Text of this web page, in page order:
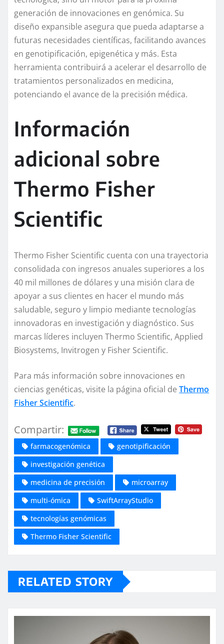
generación de innovaciones en genómica. Su
diseño expansible asegura que pueda adaptarse a
futuras necesidades científicas, facilitando avances
en genotipificación, epigenética y más. Esta
herramienta contribuirá a acelerar el desarrollo de
tratamientos personalizados en medicina,
potenciando el avance de la precisión médica.
Información
adicional sobre
Thermo Fisher
Scientific
Thermo Fisher Scientific cuenta con una trayectoria
consolidada con ingresos anuales superiores a los
40 mil millones de dólares y una misión clara de
apoyar a sus clientes en hacer el mundo más
saludable, seguro y limpio mediante tecnologías
innovadoras en investigación y diagnóstico. Sus
marcas líderes incluyen Thermo Scientific, Applied
Biosystems, Invitrogen y Fisher Scientific.
Para más información sobre innovaciones en
ciencias genéticas, visite la página oficial de Thermo
Fisher Scientific.
Compartir:
farmacogenómica
genotipificación
investigación genética
medicina de precisión
microarray
multi-ómica
SwiftArrayStudio
tecnologías genómicas
Thermo Fisher Scientific
RELATED STORY